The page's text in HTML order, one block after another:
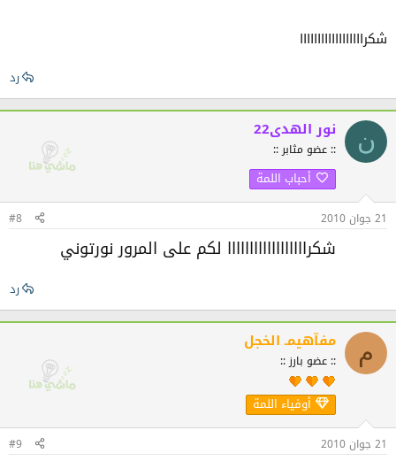
شكراااااااااااااااااا
رد
ن نور الهدى22
:: عضو مثابر ::
أحباب اللمة
21 جوان 2010 #8
شكراااااااااااااااااا لكم على المرور نورتوني
رد
م مفآهيمـ الخجل
:: عضو بارز ::
أوفياء اللمة
21 جوان 2010 #9